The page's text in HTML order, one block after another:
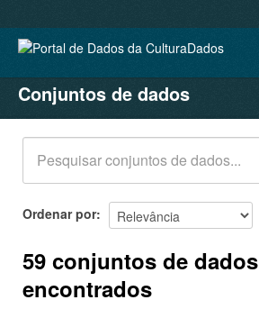
CONJUNTOS DE DADOS
ORGANIZAÇÕES
GRUPOS
SOBRE
Conjuntos de dados
Ordenar por
59 conjuntos de dados
encontrados